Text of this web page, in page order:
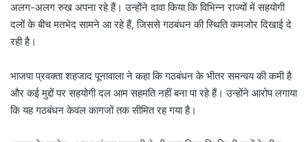
अलग-अलग रुख अपना रहे हैं। उन्होंने दावा किया कि विभिन्न राज्यों में सहयोगी
दलों के बीच मतभेद सामने आ रहे हैं, जिससे गठबंधन की स्थिति कमजोर दिखाई दे
रही है।
भाजपा प्रवक्ता शहजाद पूनावाला ने कहा कि गठबंधन के भीतर समन्वय की कमी है
और कई मुद्दों पर सहयोगी दल आम सहमति नहीं बना पा रहे हैं। उन्होंने आरोप लगाया
कि यह गठबंधन केवल कागजों तक सीमित रह गया है।